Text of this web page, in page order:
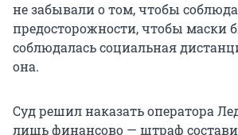
не забывали о том, чтобы
предосторожности, чтобы маски
соблюдалась социальная
она.
Суд решил наказать оператора
лишь финансово — штраф